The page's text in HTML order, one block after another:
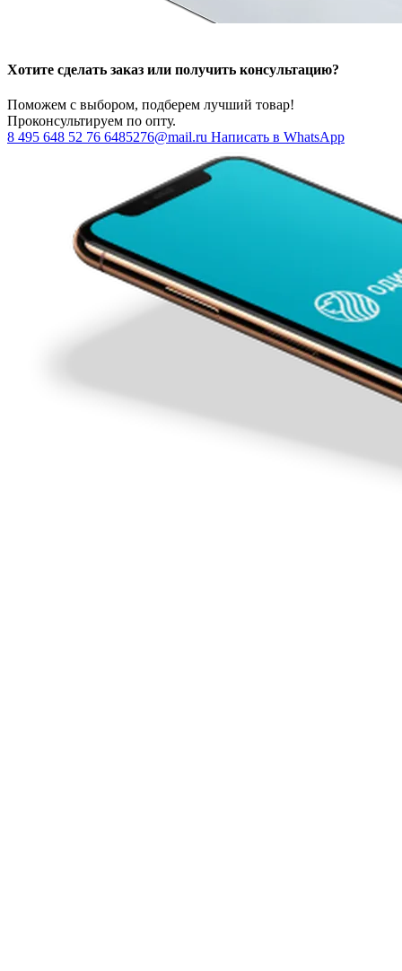
Хотите сделать заказ или получить консультацию?
Поможем с выбором, подберем лучший товар!
Проконсультируем по опту.
8 495 648 52 76 6485276@mail.ru Написать в WhatsApp